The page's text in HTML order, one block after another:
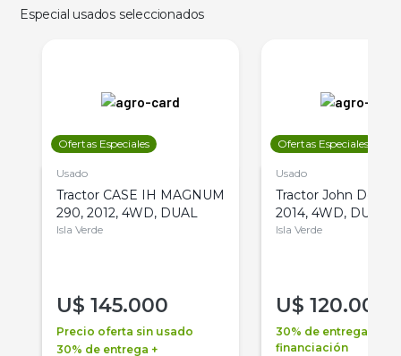
Especial usados seleccionados
Ofertas Especiales
Usado
Tractor CASE IH MAGNUM
290, 2012, 4WD, DUAL
Isla Verde
U$ 145.000
Precio oferta sin usado
30% de entrega +
Ofertas Especiales
Usado
Tractor John Deere
2014, 4WD, DUAL
Isla Verde
U$ 120.000
30% de entrega +
financiación